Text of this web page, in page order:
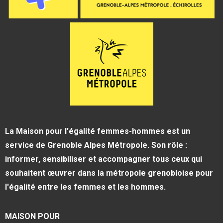
La Maison pour l'égalité femmes-hommes est un
service de Grenoble Alpes Métropole. Son rôle :
informer, sensibiliser et accompagner tous ceux qui
souhaitent œuvrer dans la métropole grenobloise pour
l'égalité entre les femmes et les hommes.
MAISON POUR